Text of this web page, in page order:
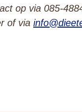
op via 085-
of via